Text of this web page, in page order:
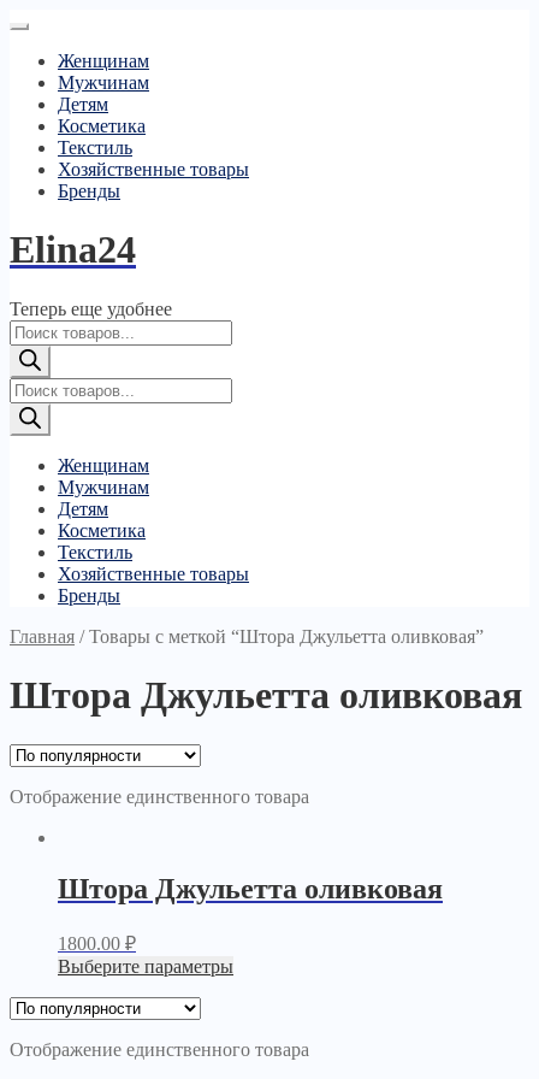
Женщинам
Мужчинам
Детям
Косметика
Текстиль
Хозяйственные товары
Бренды
Elina24
Теперь еще удобнее
Поиск
товаров
Поиск
товаров
Женщинам
Мужчинам
Детям
Косметика
Текстиль
Хозяйственные товары
Бренды
Главная /Товары с меткой “Штора Джульетта оливковая”
Штора Джульетта оливковая
Отображение единственного товара
Штора Джульетта оливковая
1800.00 ₽
Выберите параметры
Отображение единственного товара